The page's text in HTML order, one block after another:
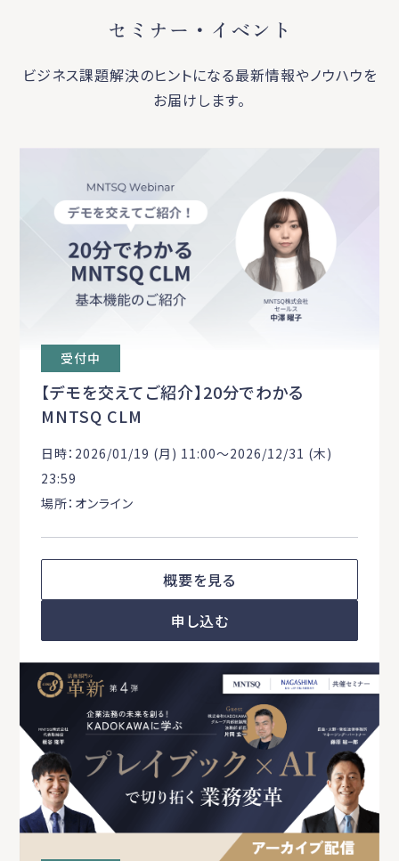
セミナー・イベント
ビジネス課題解決のヒントになる最新情報やノウハウを
お届けします。
受付中
【デモを交えてご紹介】20分でわかる
MNTSQ CLM
日時：2026/01/19 (月) 11:00〜2026/12/31 (木)
23:59
場所：オンライン
概要を見る
申し込む